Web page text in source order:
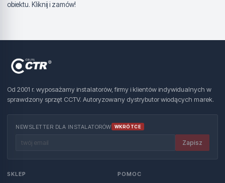
obiektu. Kliknij i zamów!
Od 2001 r. wyposażamy instalatorów, firmy i klientów indywidualnych w
sprawdzony sprzęt CCTV. Autoryzowany dystrybutor wiodących marek.
NEWSLETTER DLA INSTALATORÓW WKRÓTCE
Zapisz
SKLEP POMOC